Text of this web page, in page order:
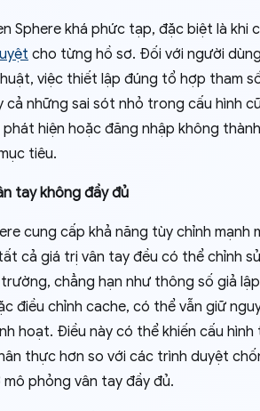
Sphere khá phức tạp, đặc biệt là khi
cho từng hồ sơ. Đối với người
việc thiết lập đúng tổ hợp tham
cả những sai sót nhỏ trong cấu hình
hiện hoặc đăng nhập không
tiêu.
tay không đầy đủ
cung cấp khả năng tùy chỉnh mạnh
cả giá trị vân tay đều có thể chỉnh
chẳng hạn như thông số giả
điều chỉnh cache, có thể vẫn giữ
hoạt. Điều này có thể khiến cấu hình
thực hơn so với các trình duyệt
phỏng vân tay đầy đủ.